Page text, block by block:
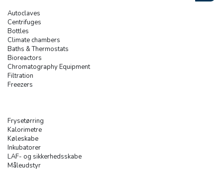
Autoclaves
Centrifuges
Bottles
Climate chambers
Baths & Thermostats
Bioreactors
Chromatography Equipment
Filtration
Freezers
Frysetørring
Kalorimetre
Køleskabe
Inkubatorer
LAF- og sikkerhedsskabe
Måleudstyr